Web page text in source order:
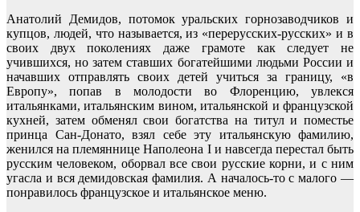
Анатолий Демидов, потомок уральских горнозаводчиков и
купцов, людей, что называется, из «перерусских-русских» и в
своих двух поколениях даже грамоте как следует не
учившихся, но затем ставших богатейшими людьми России и
начавших отправлять своих детей учиться за границу, «в
Европу», попав в молодости во Флоренцию, увлекся
итальянками, итальянским вином, итальянской и французской
кухней, затем обменял свои богатства на титул и поместье
принца Сан-Донато, взял себе эту итальянскую фамилию,
женился на племяннице Наполеона I и навсегда перестал быть
русским человеком, оборвал все свои русские корни, и с ним
угасла и вся демидовская фамилия. А началось-то с малого —
понравилось французское и итальянское меню.